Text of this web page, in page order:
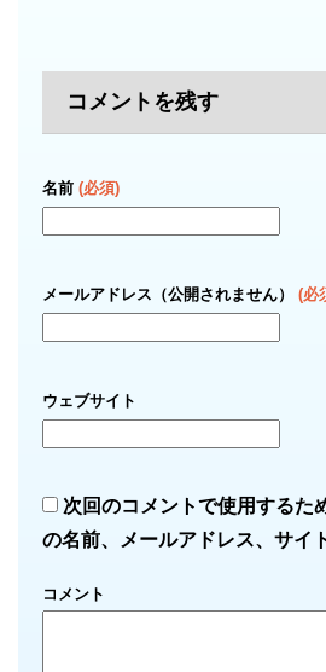
コメントを残す
名前 (必須)
メールアドレス（公開されません） (必
ウェブサイト
次回のコメントで使用するた
の名前、メールアドレス、サイ
コメント